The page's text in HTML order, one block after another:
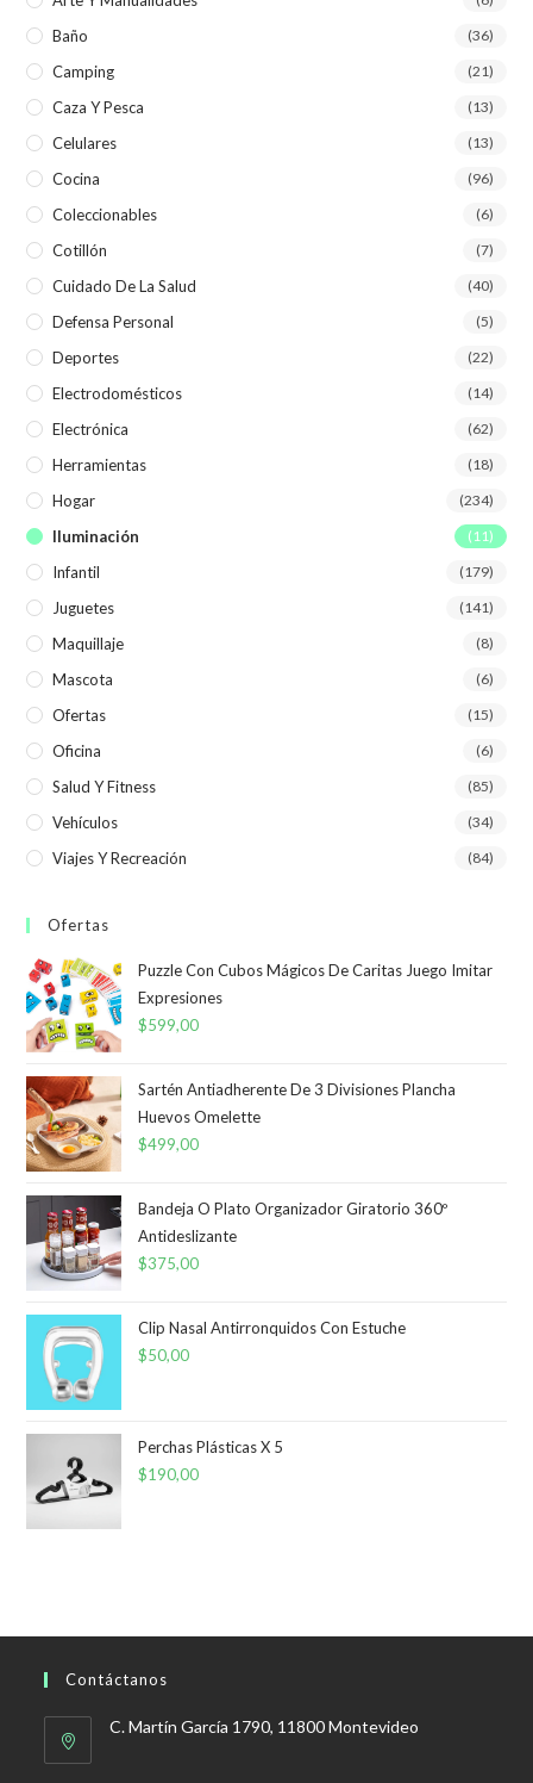
Baño (36)
Camping (21)
Caza Y Pesca (13)
Celulares (13)
Cocina (96)
Coleccionables (6)
Cotillón (7)
Cuidado De La Salud (40)
Defensa Personal (5)
Deportes (22)
Electrodomésticos (14)
Electrónica (62)
Herramientas (18)
Hogar (234)
Iluminación (11)
Infantil (179)
Juguetes (141)
Maquillaje (8)
Mascota (6)
Ofertas (15)
Oficina (6)
Salud Y Fitness (85)
Vehículos (34)
Viajes Y Recreación (84)
Ofertas
Puzzle Con Cubos Mágicos De Caritas Juego Imitar
Expresiones
$599,00
Sartén Antiadherente De 3 Divisiones Plancha
Huevos Omelette
$499,00
Bandeja O Plato Organizador Giratorio 360º
Antideslizante
$375,00
Clip Nasal Antirronquidos Con Estuche
$50,00
Perchas Plásticas X 5
$190,00
Contáctanos
C. Martín García 1790, 11800 Montevideo